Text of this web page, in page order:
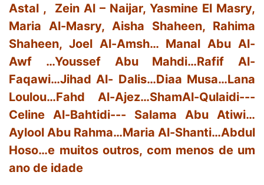
Astal , Zein Al – Naijar, Yasmine El Masry,
Maria Al-Masry, Aisha Shaheen, Rahima
Shaheen, Joel Al-Amsh… Manal Abu Al-
Awf …Youssef Abu Mahdi…Rafif Al-
Faqawi…Jihad Al- Dalis…Diaa Musa…Lana
Loulou…Fahd Al-Ajez…ShamAl-Qulaidi---
Celine Al-Bahtidi--- Salama Abu Atiwi…
Aylool Abu Rahma…Maria Al-Shanti…Abdul
Hoso…e muitos outros, com menos de um
ano de idade